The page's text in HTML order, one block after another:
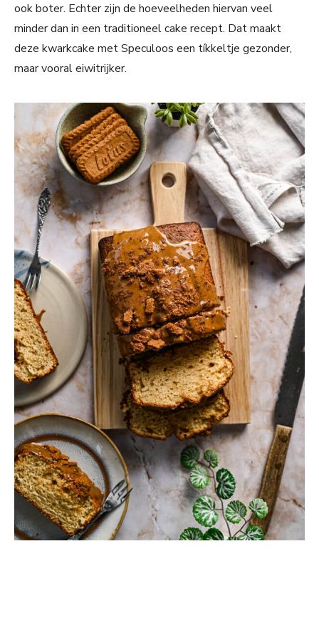
ook boter. Echter zijn de hoeveelheden hiervan veel
minder dan in een traditioneel cake recept. Dat maakt
deze kwarkcake met Speculoos een tíkkeltje gezonder,
maar vooral eiwitrijker.